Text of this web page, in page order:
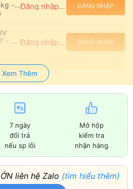
-
Đăng nhập để xem giá ĐĂNG NHẬP
- Độ
Đăng nhập để xem giá ĐĂNG NHẬP
4 -
ĐĂNG NHẬP
3 -
ĐĂNG NHẬP
Đăng nhập để xem giá
Xem Thêm
7 ngày
đổi trả
nếu sp lỗi
Mở hộp
kiểm tra
nhận hàng
liên hệ Zalo (tìm hiểu thêm)